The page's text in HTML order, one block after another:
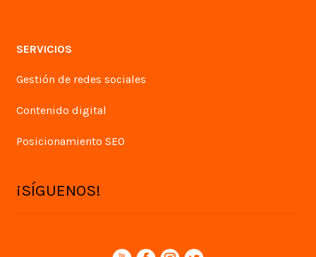
SERVICIOS
Gestión de redes sociales
Contenido digital
Posicionamiento SEO
¡SÍGUENOS!